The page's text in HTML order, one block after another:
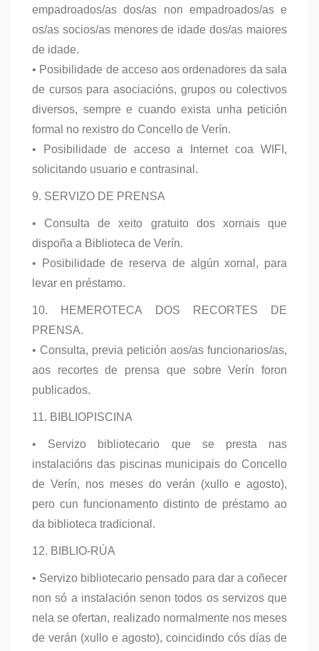
empadroados/as dos/as non empadroados/as e
os/as socios/as menores de idade dos/as maiores
de idade.
• Posibilidade de acceso aos ordenadores da sala
de cursos para asociacións, grupos ou colectivos
diversos, sempre e cuando exista unha petición
formal no rexistro do Concello de Verín.
• Posibilidade de acceso a Internet coa WIFI,
solicitando usuario e contrasinal.
9. SERVIZO DE PRENSA
• Consulta de xeito gratuito dos xornais que
dispoña a Biblioteca de Verín.
• Posibilidade de reserva de algún xornal, para
levar en préstamo.
10. HEMEROTECA DOS RECORTES DE
PRENSA.
• Consulta, previa petición aos/as funcionarios/as,
aos recortes de prensa que sobre Verín foron
publicados.
11. BIBLIOPISCINA
• Servizo bibliotecario que se presta nas
instalacións das piscinas municipais do Concello
de Verín, nos meses do verán (xullo e agosto),
pero cun funcionamento distinto de préstamo ao
da biblioteca tradicional.
12. BIBLIO-RÚA
• Servizo bibliotecario pensado para dar a coñecer
non só a instalación senon todos os servizos que
nela se ofertan, realizado normalmente nos meses
de verán (xullo e agosto), coincidindo cós días de